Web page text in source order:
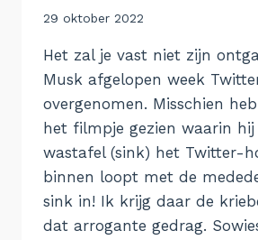
Door
29 oktober 2022
Het zal je vast niet zijn
Musk afgelopen week
overgenomen. Misschien
het filmpje gezien waarin hij
wastafel (sink) het Twitter-
binnen loopt met de
sink in! Ik krijg daar de
dat arrogante gedrag.